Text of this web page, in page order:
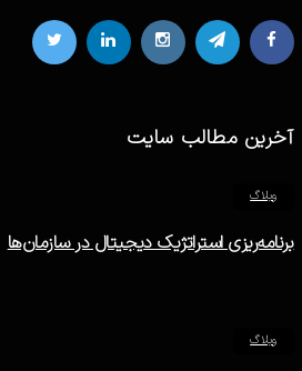
آخرین مطالب سایت
وبلاگ
برنامه‌ریزی استراتژیک دیجیتال در سازمان‌ها
وبلاگ